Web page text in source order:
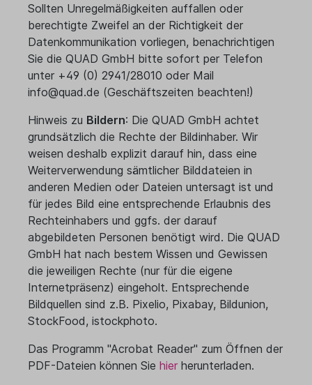
Sollten Unregelmäßigkeiten auffallen oder
berechtigte Zweifel an der Richtigkeit der
Datenkommunikation vorliegen, benachrichtigen
Sie die QUAD GmbH bitte sofort per Telefon
unter +49 (0) 2941/28010 oder Mail
info@quad.de (Geschäftszeiten beachten!)
Hinweis zu Bildern: Die QUAD GmbH achtet
grundsätzlich die Rechte der Bildinhaber. Wir
weisen deshalb explizit darauf hin, dass eine
Weiterverwendung sämtlicher Bilddateien in
anderen Medien oder Dateien untersagt ist und
für jedes Bild eine entsprechende Erlaubnis des
Rechteinhabers und ggfs. der darauf
abgebildeten Personen benötigt wird. Die QUAD
GmbH hat nach bestem Wissen und Gewissen
die jeweiligen Rechte (nur für die eigene
Internetpräsenz) eingeholt. Entsprechende
Bildquellen sind z.B. Pixelio, Pixabay, Bildunion,
StockFood, istockphoto.
Das Programm "Acrobat Reader" zum Öffnen der
PDF-Dateien können Sie hier herunterladen.